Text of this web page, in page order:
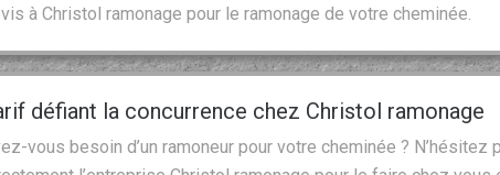
à Christol ramonage pour le ramonage de votre cheminée.
défiant la concurrence chez Christol ramonage
vous besoin d’un ramoneur pour votre cheminée ? N’hésitez